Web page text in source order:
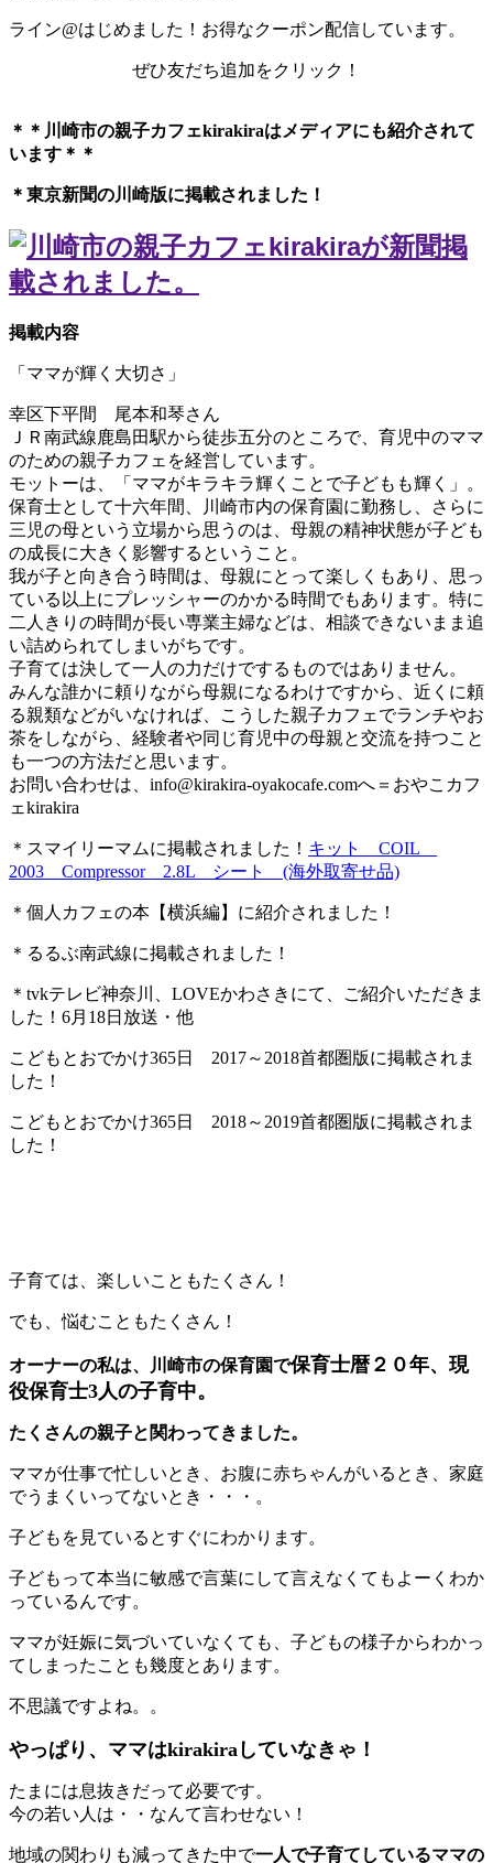
ライン@はじめました！お得なクーポン配信しています。
ぜひ友だち追加をクリック！
＊＊川崎市の親子カフェkirakiraは メディアにも紹介されて
います＊＊
＊東京新聞の川崎版に掲載されました！
掲載内容
「ママが輝く大切さ」
幸区下平間 尾本和琴さん
ＪＲ南武線鹿島田駅から徒歩五分のところで、育児中のママ
のための親子カフェを経営しています。
モットーは、「ママがキラキラ輝くことで子どもも輝く」。
保育士として十六年間、川崎市内の保育園に勤務し、さらに
三児の母という立場から思うのは、母親の精神状態が子ども
の成長に大きく影響するということ。
我が子と向き合う時間は、母親にとって楽しくもあり、思っ
ている以上にプレッシャーのかかる時間でもあります。特に
二人きりの時間が長い専業主婦などは、相談できないまま追
い詰められてしまいがちです。
子育ては決して一人の力だけでするものではありません。
みんな誰かに頼りながら母親になるわけですから、近くに頼
る親類などがいなければ、こうした親子カフェでランチやお
茶をしながら、経験者や同じ育児中の母親と交流を持つこと
も一つの方法だと思います。
お問い合わせは、 info@kirakira-oyakocafe.comへ＝おやこカフ
ェkirakira
＊スマイリーマムに掲載されました！ キット COIL
2003 Compressor 2.8L シート (海外取寄せ品)
＊個人カフェの本【横浜編】に紹介されました！
＊るるぶ南武線に掲載されました！
＊tvkテレビ神奈川、LOVEかわさきにて、ご紹介いただきま
した！6月18日放送・他
こどもとおでかけ365日 2017～2018首都圏版に掲載されま
した！
こどもとおでかけ365日 2018～2019首都圏版に掲載されま
した！
子育ては、楽しいこともたくさん！
でも、悩むこともたくさん！
オーナーの私は、川崎市の保育園で保育士暦２０年、現
役保育士3人の子育中。
たくさんの親子と関わってきました。
ママが仕事で忙しいとき、お腹に赤ちゃんがいるとき、家庭
でうまくいってないとき・・・。
子どもを見ているとすぐにわかります。
子どもって本当に敏感で言葉にして言えなくてもよーくわか
っているんです。
ママが妊娠に気づいていなくても、子どもの様子からわかっ
てしまったことも幾度とあります。
不思議ですよね。。
やっぱり、ママはkirakiraしていなきゃ！
たまには息抜きだって必要です。
今の若い人は・・なんて言わせない！
地域の関わりも減ってきた中で一人で子育てしているママの